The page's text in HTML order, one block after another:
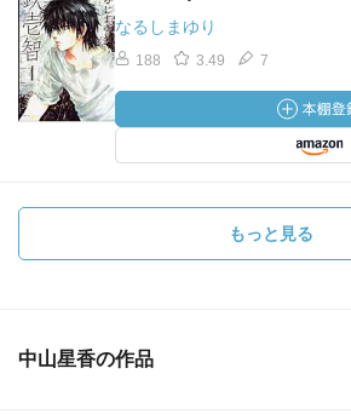
なるしまゆり
188 3.49 7
もっと見る
中山星香の作品